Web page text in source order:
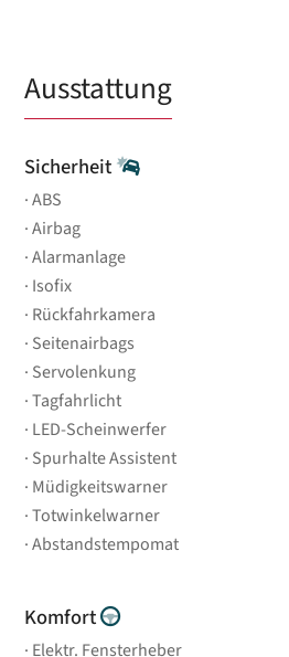
Ausstattung
Sicherheit
ABS
Airbag
Alarmanlage
Isofix
Rückfahrkamera
Seitenairbags
Servolenkung
Tagfahrlicht
LED-Scheinwerfer
Spurhalte Assistent
Müdigkeitswarner
Totwinkelwarner
Abstandstempomat
Komfort
Elektr. Fensterheber